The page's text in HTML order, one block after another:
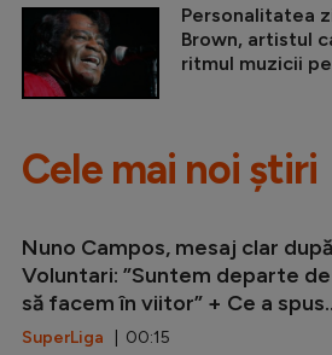
Personalitatea
Brown, artistul
ritmul muzicii
Cele mai noi știri
Nuno Campos, mesaj clar
Voluntari: ”Suntem departe
să facem în viitor” + Ce a
SuperLiga | 00:15